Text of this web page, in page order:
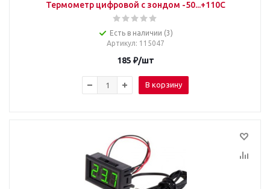
Термометр цифровой с зондом -50...+110C
Есть в наличии (3)
Артикул: 115047
185 ₽/шт
В корзину